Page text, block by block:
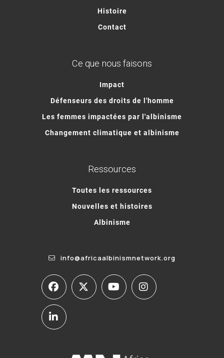
Histoire
Contact
Ce que nous faisons
Impact
Défenseurs des droits de l'homme
Les femmes impactées par l'albinisme
Changement climatique et albinisme
Ressources
Toutes les ressources
Nouvelles et histoires
Albinisme
info@africaalbinismnetwork.org